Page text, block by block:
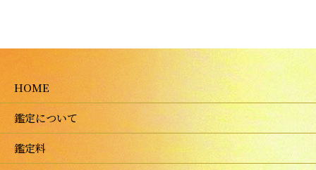
HOME
鑑定について
鑑定料